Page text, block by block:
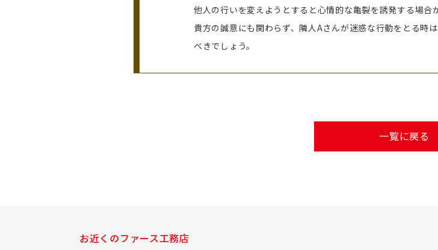
他人の行いを変えようとすると心情的な亀裂を誘発する場合
貴方の誠意にも関わらず、隣人Aさんが迷惑な行動をとる時
べきでしょう。
一覧に戻る
お近くのファース工務店